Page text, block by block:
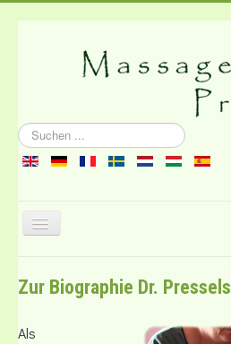
Suchen
...
Navigation
Literatur
Kontakt
Zur Biographie Dr. Pressels
Als